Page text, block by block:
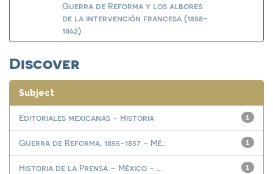
Guerra de Reforma y los albores
de la intervención francesa (1858-
1862)
Discover
Subject
1
Editoriales mexicanas - Historia
1
Guerra de Reforma, 1855-1857 - Mé...
1
Historia de la Prensa – México - ...